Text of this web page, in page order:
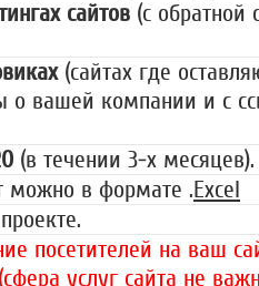
сайтов (с обратной
(сайтах где
о вашей компании и с
(в течении 3-х месяцев).
можно в формате .Excel
посетителей на ваш
услуг сайта не